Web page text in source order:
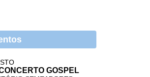
GOSPEL